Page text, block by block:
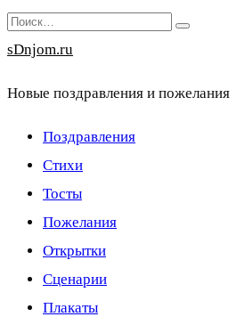
Перейти
к
Search
for:
sDnjom.ru
Новые поздравления и пожелания
Поздравления
Стихи
Тосты
Пожелания
Открытки
Сценарии
Плакаты